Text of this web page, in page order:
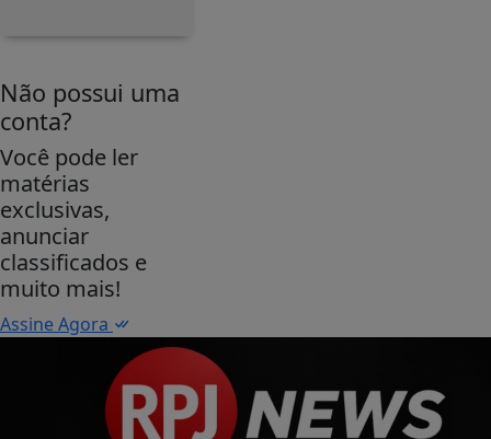
Não possui uma
conta?
Você pode ler
matérias
exclusivas,
anunciar
classificados e
muito mais!
Assine Agora